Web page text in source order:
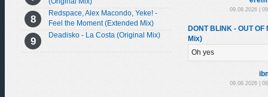
Redspace, Alex Macondo, Yeke! -
Feel the Moment (Extended Mix)
Deadisko - La Costa (Original Mix)
09.08.2026 |
DONT BLINK - OUT
Mix)
Oh yes
09.08.2026 |